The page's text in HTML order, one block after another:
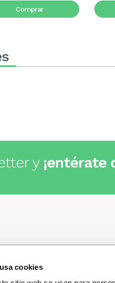
cookies
Comprar
y ¡entérate
+34 935 32 32